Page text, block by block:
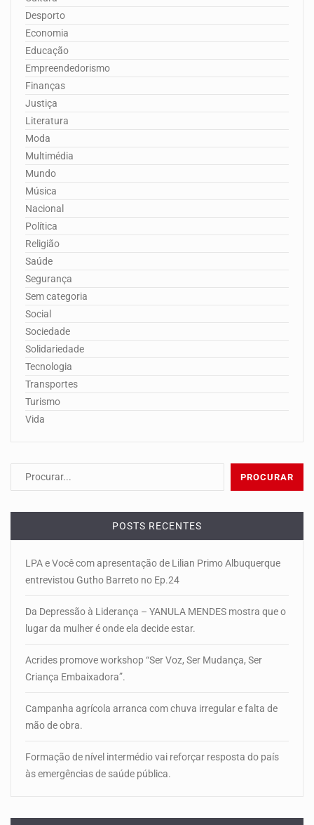
Desporto
Economia
Educação
Empreendedorismo
Finanças
Justiça
Literatura
Moda
Multimédia
Mundo
Música
Nacional
Política
Religião
Saúde
Segurança
Sem categoria
Social
Sociedade
Solidariedade
Tecnologia
Transportes
Turismo
Vida
POSTS RECENTES
LPA e Você com apresentação de Lilian Primo Albuquerque
entrevistou Gutho Barreto no Ep.24
Da Depressão à Liderança – YANULA MENDES mostra que o
lugar da mulher é onde ela decide estar.
Acrides promove workshop “Ser Voz, Ser Mudança, Ser
Criança Embaixadora”.
Campanha agrícola arranca com chuva irregular e falta de
mão de obra.
Formação de nível intermédio vai reforçar resposta do país
às emergências de saúde pública.